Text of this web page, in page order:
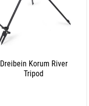
Dreibein Korum River
Tripod